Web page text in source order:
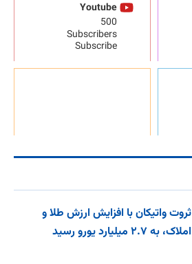
Youtube
500
Subscribers
Subscribe
ثروت واتیکان با افزایش ارزش طلا و
املاک، به ۲.۷ میلیارد یورو رسید